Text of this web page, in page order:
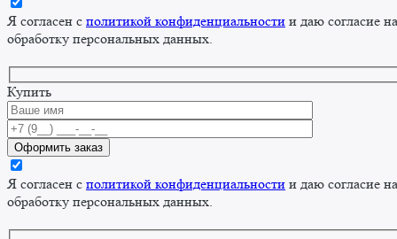
Я согласен с политикой конфиденциальности и даю согласие на
обработку персональных данных.
Купить
Я согласен с политикой конфиденциальности и даю согласие на
обработку персональных данных.